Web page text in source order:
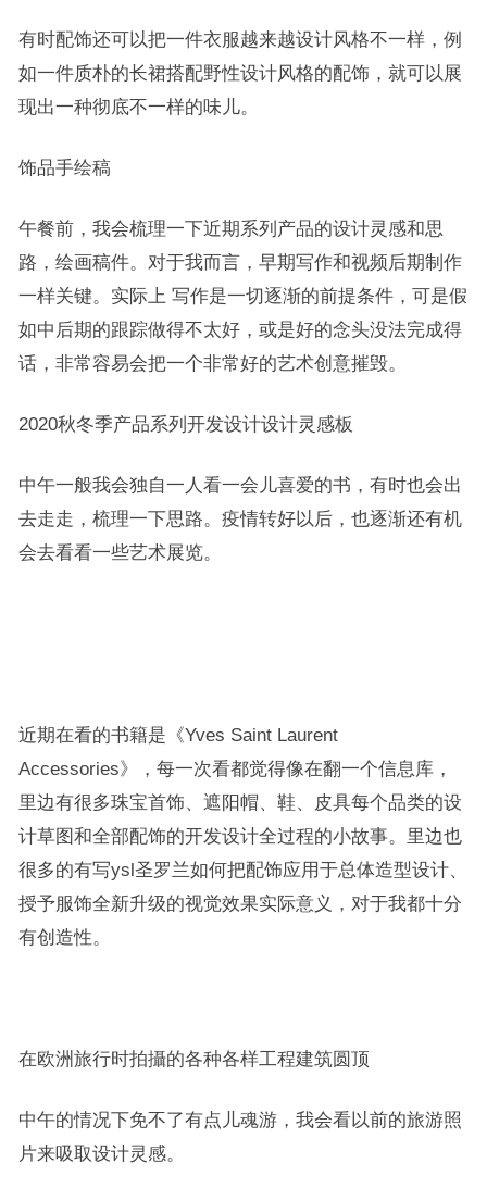
有时配饰还可以把一件衣服越来越设计风格不一样，例
如一件质朴的长裙搭配野性设计风格的配饰，就可以展
现出一种彻底不一样的味儿。
饰品手绘稿
午餐前，我会梳理一下近期系列产品的设计灵感和思
路，绘画稿件。 对于我而言，早期写作和视频后期制作
一样关键。 实际上 写作是一切逐渐的前提条件，可是假
如中后期的跟踪做得不太好，或是好的念头没法完成得
话，非常容易会把一个非常好的艺术创意摧毁。
2020秋冬季产品系列开发设计设计灵感板
中午一般我会独自一人看一会儿喜爱的书，有时也会出
去走走，梳理一下思路。疫情转好以后，也逐渐还有机
会去看看一些艺术展览。
近期在看的书籍是《Yves Saint Laurent
Accessories》，每一次看都觉得像在翻一个信息库，
里边有很多珠宝首饰、遮阳帽、鞋、皮具每个品类的设
计草图和全部配饰的开发设计全过程的小故事。里边也
很多的有写ysl圣罗兰如何把配饰应用于总体造型设计、
授予服饰全新升级的视觉效果实际意义，对于我都十分
有创造性。
在欧洲旅行时拍攝的各种各样工程建筑圆顶
中午的情况下免不了有点儿魂游，我会看以前的旅游照
片来吸取设计灵感。